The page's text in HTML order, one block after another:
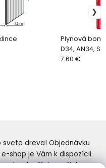
Plynová
D34, AN34,
7.60 €
dreva! Objednávku
shop je Vám k dispozícii
od najlepších značiek.